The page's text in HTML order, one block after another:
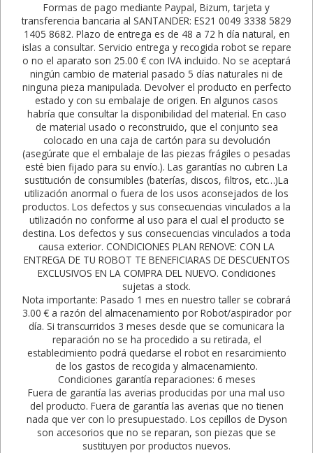
Formas de pago mediante Paypal, Bizum, tarjeta y
transferencia bancaria al SANTANDER: ES21 0049 3338 5829
1405 8682. Plazo de entrega es de 48 a 72 h día natural, en
islas a consultar. Servicio entrega y recogida robot se repare
o no el aparato son 25.00 € con IVA incluido. No se aceptará
ningún cambio de material pasado 5 días naturales ni de
ninguna pieza manipulada. Devolver el producto en perfecto
estado y con su embalaje de origen. En algunos casos
habría que consultar la disponibilidad del material. En caso
de material usado o reconstruido, que el conjunto sea
colocado en una caja de cartón para su devolución
(asegúrate que el embalaje de las piezas frágiles o pesadas
esté bien fijado para su envío.). Las garantías no cubren La
sustitución de consumibles (baterías, discos, filtros, etc…)La
utilización anormal o fuera de los usos aconsejados de los
productos. Los defectos y sus consecuencias vinculados a la
utilización no conforme al uso para el cual el producto se
destina. Los defectos y sus consecuencias vinculados a toda
causa exterior. CONDICIONES PLAN RENOVE: CON LA
ENTREGA DE TU ROBOT TE BENEFICIARAS DE DESCUENTOS
EXCLUSIVOS EN LA COMPRA DEL NUEVO. Condiciones
sujetas a stock.
Nota importante: Pasado 1 mes en nuestro taller se cobrará
3.00 € a razón del almacenamiento por Robot/aspirador por
día. Si transcurridos 3 meses desde que se comunicara la
reparación no se ha procedido a su retirada, el
establecimiento podrá quedarse el robot en resarcimiento
de los gastos de recogida y almacenamiento.
Condiciones garantía reparaciones: 6 meses
Fuera de garantía las averias producidas por una mal uso
del producto. Fuera de garantía las averias que no tienen
nada que ver con lo presupuestado. Los cepillos de Dyson
son accesorios que no se reparan, son piezas que se
sustituyen por productos nuevos.